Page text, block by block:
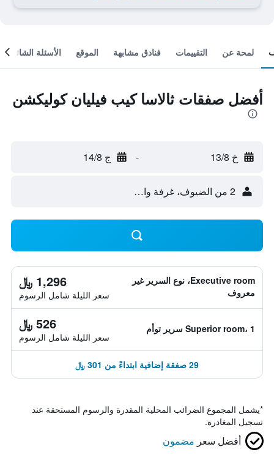
لمحة عن التقييمات فنادق مشابهة الموقع الأسئلة الشائعة
أفضل صفقات ثالاسا كيب فيليان كوليكشن
خ 13/8 - ج 14/8
2 من الضيوف، غرفة واحدة
Executive room، نوع السرير غير
معروف
1,296 ﷼
سعر الليلة شامل الرسوم
Superior room، 1 سرير توأم 526 ﷼
سعر الليلة شامل الرسوم
29 صفقة إضافية ابتداءً من 301 ﷼
*يشمل المجموع الضرائب المحلية المقدرة والرسوم المستحقة عند
تسجيل المغادرة.
أفضل سعر مضمون